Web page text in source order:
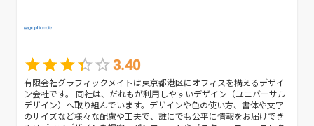
3.40
有限会社グラフィックメイトは東京都港区にオフィスを構えるデザイ
ン会社です。 同社は、だれもが利用しやすいデザイン（ユニバーサル
デザイン）へ取り組んでいます。デザインや色の使い方、書体や文字
のサイズなど様々な配慮や工夫で、誰にでも公平に情報をお届けでき